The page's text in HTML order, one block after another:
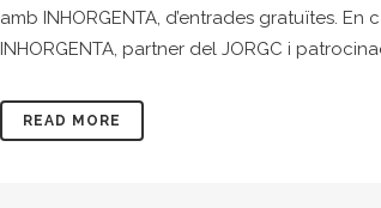
amb INHORGENTA, d’entrades gratuïtes.
INHORGENTA, partner del JORGC i
READ MORE